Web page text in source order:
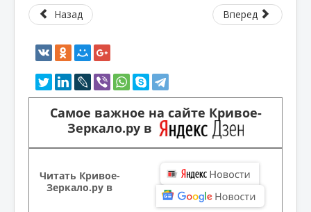
Назад Вперед
Самое важное на сайте Кривое-
Зеркало.ру в
Читать Кривое-
Зеркало.ру в